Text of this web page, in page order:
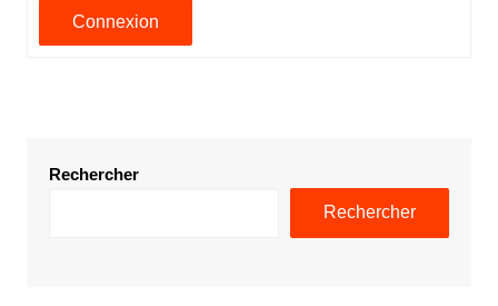
Connexion
Rechercher
Rechercher